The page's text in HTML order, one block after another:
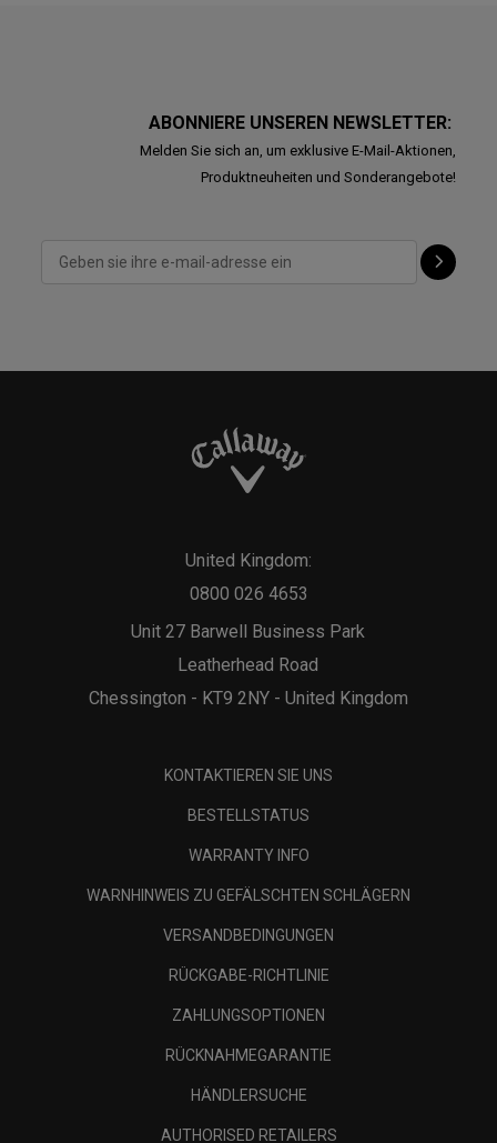
ABONNIERE UNSEREN NEWSLETTER:
Melden Sie sich an, um exklusive E-Mail-Aktionen,
Produktneuheiten und Sonderangebote!
Unit 27 Barwell Business Park
Leatherhead Road
Chessington - KT9 2NY - United Kingdom
United Kingdom:
0800 026 4653
KONTAKTIEREN SIE UNS
BESTELLSTATUS
WARRANTY INFO
WARNHINWEIS ZU GEFÄLSCHTEN SCHLÄGERN
VERSANDBEDINGUNGEN
RÜCKGABE-RICHTLINIE
ZAHLUNGSOPTIONEN
RÜCKNAHMEGARANTIE
HÄNDLERSUCHE
AUTHORISED RETAILERS